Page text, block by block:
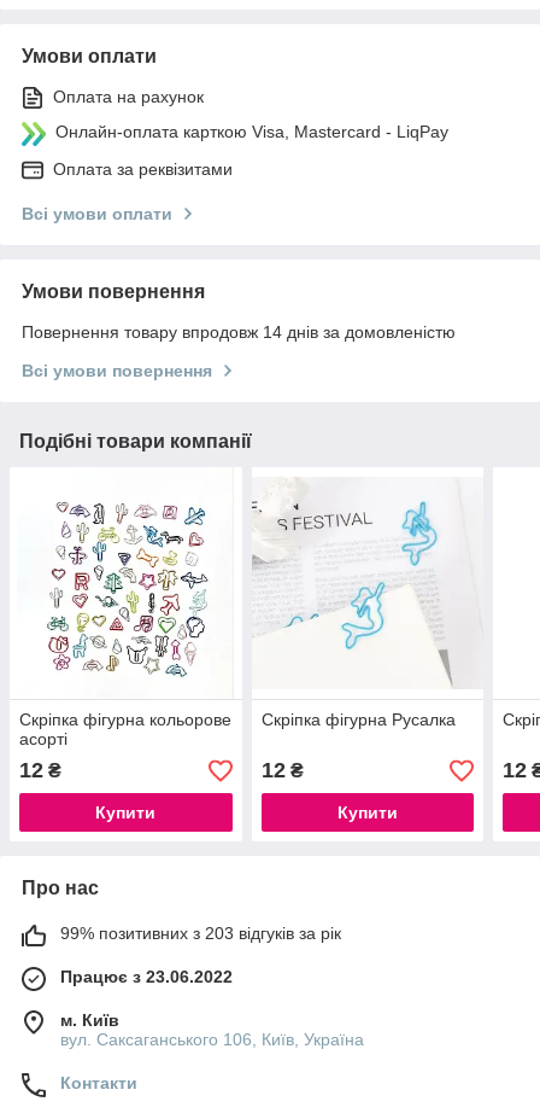
Умови оплати
Оплата на рахунок
Онлайн-оплата карткою Visa, Mastercard - LiqPay
Оплата за реквізитами
Всі умови оплати
Умови повернення
Повернення товару впродовж 14 днів за домовленістю
Всі умови повернення
Подібні товари компанії
Скріпка фігурна кольорове
асорті
12 ₴
Купити
Скріпка фігурна Русалка
12₴
Купити
12
Про нас
99% позитивних з 203 відгуків за рік
Працює з 23.06.2022
м. Київ
вул. Саксаганського 106, Київ, Україна
Контакти